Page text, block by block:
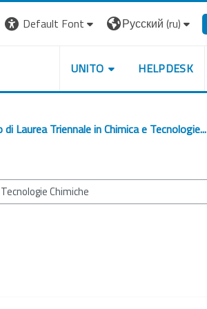
Default Font
Русский ‎(ru)‎
UNITO HELPDESK
di Laurea Triennale in Chimica e Tecnologie...